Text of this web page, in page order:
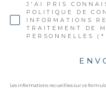
J'AI PRIS
POLITIQUE DE
INFORMATIONS
TRAITEMENT DE
PERSONNELLES
Les informations recueillies sur ce